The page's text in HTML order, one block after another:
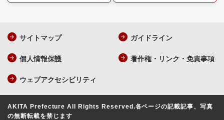
サイトマップ ガイドライン
個人情報保護 著作権・リンク・免責事項
ウェブアクセシビリティ
AKITA Prefecture All Rights Reserved.各ページの記載記事、写真
の無断転載を禁じます